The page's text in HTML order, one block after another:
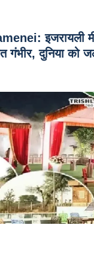
इजरायली
गंभीर, दुनिया को